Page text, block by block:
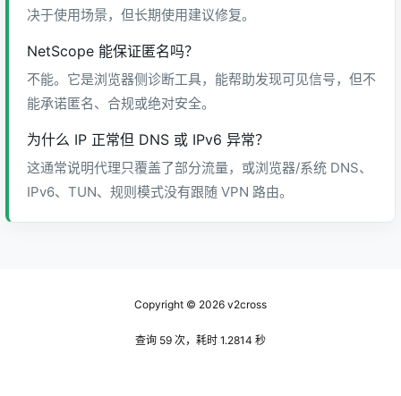
决于使用场景，但长期使用建议修复。
NetScope 能保证匿名吗？
不能。它是浏览器侧诊断工具，能帮助发现可见信号，但不
能承诺匿名、合规或绝对安全。
为什么 IP 正常但 DNS 或 IPv6 异常？
这通常说明代理只覆盖了部分流量，或浏览器/系统 DNS、
IPv6、TUN、规则模式没有跟随 VPN 路由。
Copyright © 2026 v2cross
查询 59 次，耗时 1.2814 秒